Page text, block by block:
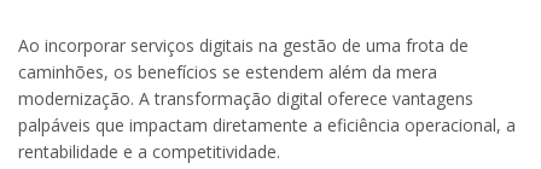
Ao incorporar serviços digitais na gestão de uma frota de
caminhões, os benefícios se estendem além da mera
modernização. A transformação digital oferece vantagens
palpáveis que impactam diretamente a eficiência operacional, a
rentabilidade e a competitividade.